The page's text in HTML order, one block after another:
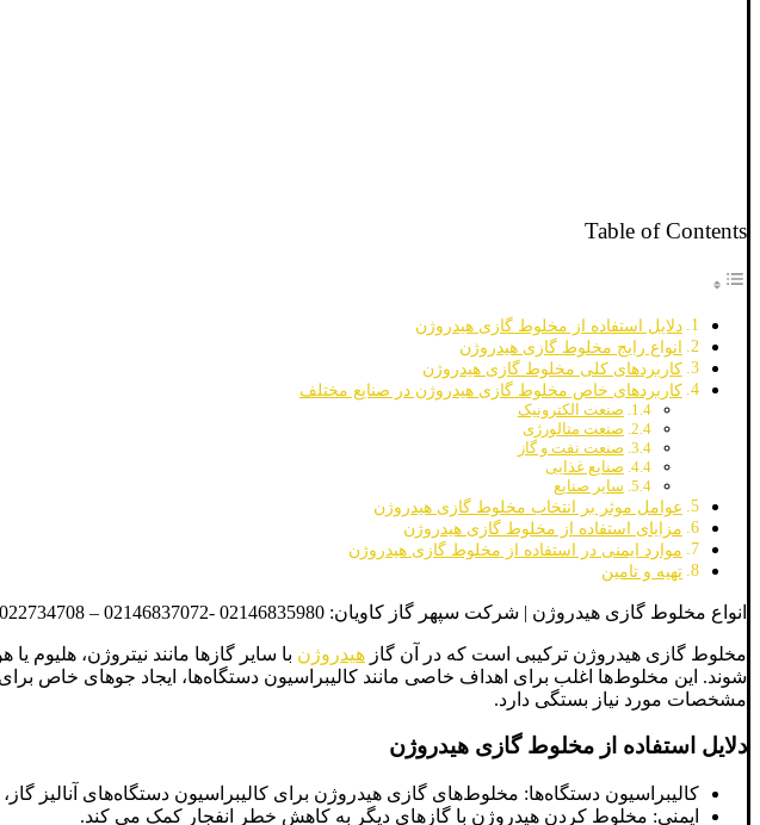
Table of Contents
دلایل استفاده از مخلوط گازی هیدروژن
انواع رایج مخلوط گازی هیدروژن
کاربردهای کلی مخلوط گازی هیدروژن
کاربردهای خاص مخلوط گازی هیدروژن در صنایع مختلف
صنعت الکترونیک
صنعت متالورژی
صنعت نفت و گاز
صنایع غذایی
سایر صنایع
عوامل موثر بر انتخاب مخلوط گازی هیدروژن
مزایای استفاده از مخلوط گازی هیدروژن
موارد ایمنی در استفاده از مخلوط گازی هیدروژن
تهیه و تامین
انواع مخلوط گازی هیدروژن | شرکت سپهر گاز کاویان: 02146835980 -02146837072 – 09022734708
مخلوط گازی هیدروژن ترکیبی است که در آن گاز هیدروژن با سایر گازها مانند نیتروژن،
شوند. این مخلوط‌ها اغلب برای اهداف خاصی مانند کالیبراسیون دستگاه‌ها، ایجاد جوهای خاص
مشخصات مورد نیاز بستگی دارد.
دلایل استفاده از مخلوط گازی هیدروژن
کالیبراسیون دستگاه‌ها: مخلوط‌های گازی هیدروژن برای کالیبراسیون دستگاه‌های آنالیز
ایمنی: مخلوط کردن هیدروژن با گازهای دیگر به کاهش خطر انفجار کمک می کند.